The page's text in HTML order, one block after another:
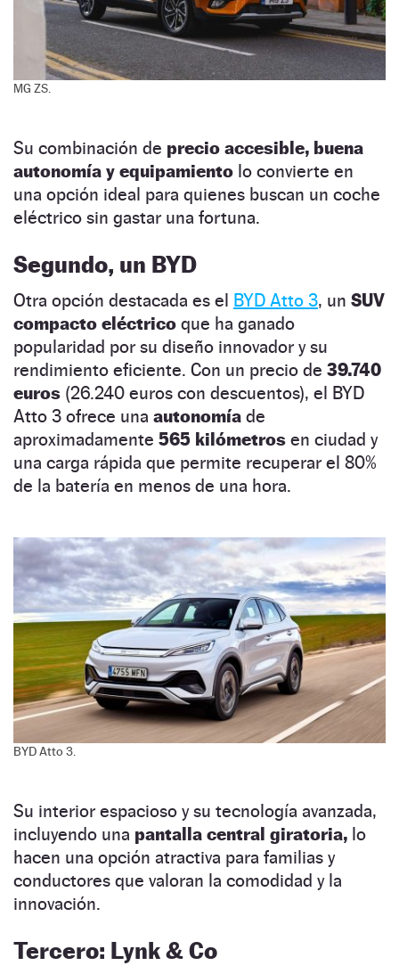
MG ZS.
Su combinación de precio accesible, buena
autonomía y equipamiento lo convierte en
una opción ideal para quienes buscan un coche
eléctrico sin gastar una fortuna.
Segundo, un BYD
Otra opción destacada es el BYD Atto 3, un SUV
compacto eléctrico que ha ganado
popularidad por su diseño innovador y su
rendimiento eficiente. Con un precio de 39.740
euros (26.240 euros con descuentos), el BYD
Atto 3 ofrece una autonomía de
aproximadamente 565 kilómetros en ciudad y
una carga rápida que permite recuperar el 80%
de la batería en menos de una hora.
BYD Atto 3.
Su interior espacioso y su tecnología avanzada,
incluyendo una pantalla central giratoria, lo
hacen una opción atractiva para familias y
conductores que valoran la comodidad y la
innovación.
Tercero: Lynk & Co